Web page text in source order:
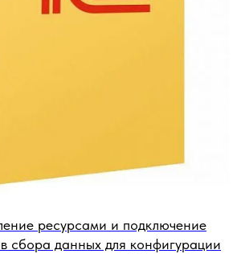
ресурсами и подключение
сбора данных для конфигурации